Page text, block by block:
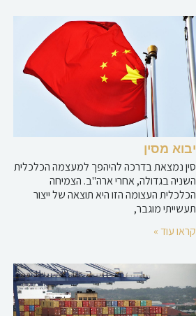
יבוא מסין
סין נמצאת בדרכה להיהפך למעצמה הכלכלית
השניה בגדולה, אחרי ארה"ב. הצמיחה
הכלכלית העצומה הזו היא תוצאה של ייצור
תעשייתי מוגבר,
קראו עוד »